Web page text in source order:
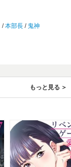
/本部長 / 鬼神
もっと見る